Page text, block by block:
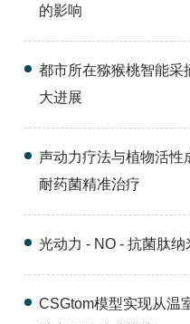
的影响
都市所在猕猴桃智能采
大进展
声动力疗法与植物活性
耐药菌精准治疗
光动力 - NO - 抗菌肽
CSGtom模型实现从温